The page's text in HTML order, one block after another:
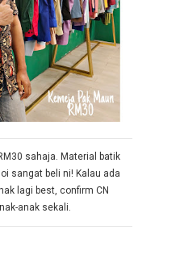
sahaja. Material batik
sangat beli ni! Kalau ada
lagi best, confirm CN
anak sekali.